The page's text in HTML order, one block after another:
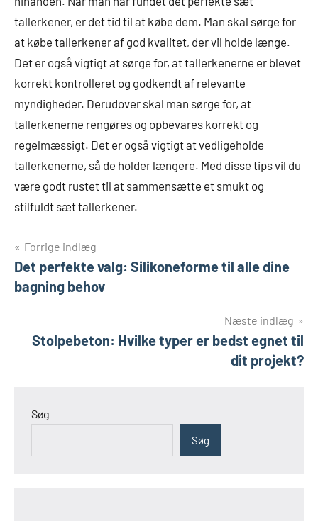
tallerkener, er det tid til at købe dem. Man skal sørge for
at købe tallerkener af god kvalitet, der vil holde længe.
Det er også vigtigt at sørge for, at tallerkenerne er blevet
korrekt kontrolleret og godkendt af relevante
myndigheder. Derudover skal man sørge for, at
tallerkenerne rengøres og opbevares korrekt og
regelmæssigt. Det er også vigtigt at vedligeholde
tallerkenerne, så de holder længere. Med disse tips vil du
være godt rustet til at sammensætte et smukt og
stilfuldt sæt tallerkener.
Indlægsnavigation
Forrige indlæg
Det perfekte valg: Silikoneforme til alle dine
bagning behov
Næste indlæg
Stolpebeton: Hvilke typer er bedst egnet til
dit projekt?
Søg
Søg